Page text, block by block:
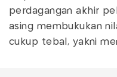
perdagangan akhir
asing membukukan
cukup tebal, yakni